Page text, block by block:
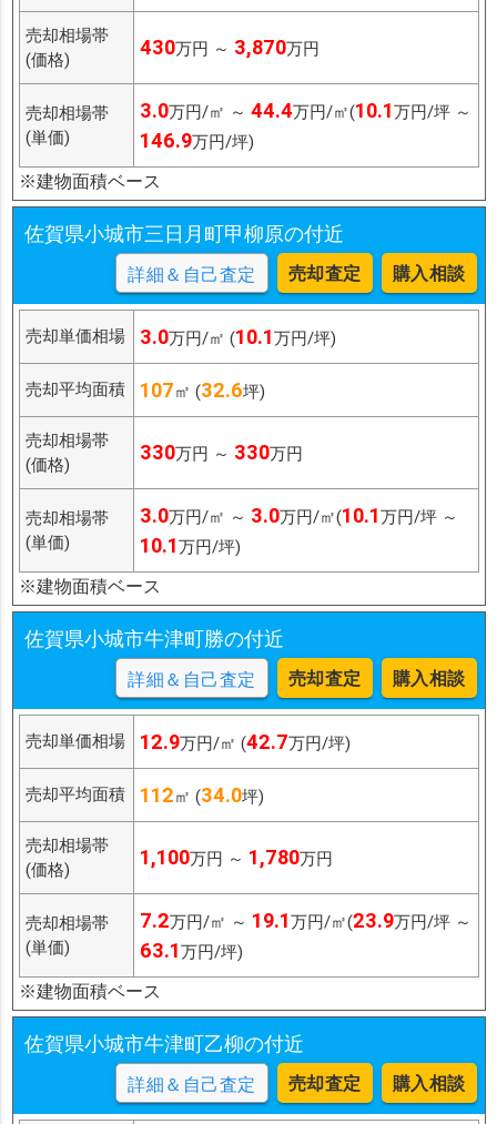
売却相場帯
(価格)
430万円 ～ 3,870万円
売却相場帯
(単価)
3.0万円/㎡ ～ 44.4万円/㎡(10.1万円/坪 ～
146.9万円/坪)
※建物面積ベース
佐賀県小城市三日月町甲柳原の付近
詳細＆自己査定 売却査定 購入相談
売却単価相場 3.0万円/㎡ (10.1万円/坪)
売却平均面積 107㎡ (32.6坪)
売却相場帯
(価格)
330万円 ～ 330万円
売却相場帯
(単価)
3.0万円/㎡ ～ 3.0万円/㎡(10.1万円/坪 ～
10.1万円/坪)
※建物面積ベース
佐賀県小城市牛津町勝の付近
詳細＆自己査定 売却査定 購入相談
売却単価相場 12.9万円/㎡ (42.7万円/坪)
売却平均面積 112㎡ (34.0坪)
売却相場帯
(価格)
1,100万円 ～ 1,780万円
売却相場帯
(単価)
7.2万円/㎡ ～ 19.1万円/㎡(23.9万円/坪 ～
63.1万円/坪)
※建物面積ベース
佐賀県小城市牛津町乙柳の付近
詳細＆自己査定 売却査定 購入相談